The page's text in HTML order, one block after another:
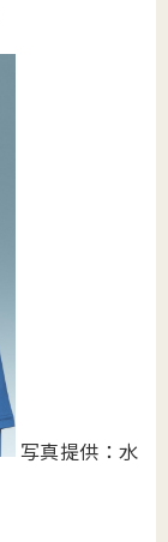
写真提供：水